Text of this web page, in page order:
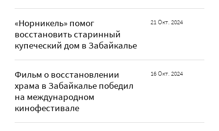
«Норникель» помог
восстановить старинный
купеческий дом в Забайкалье
21 Окт. 2024
Фильм о восстановлении
храма в Забайкалье победил
на международном
кинофестивале
16 Окт. 2024